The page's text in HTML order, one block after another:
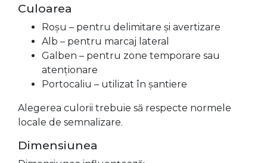
Culoarea
Roșu – pentru delimitare și avertizare
Alb – pentru marcaj lateral
Galben – pentru zone temporare sau
atenționare
Portocaliu – utilizat în șantiere
Alegerea culorii trebuie să respecte normele
locale de semnalizare.
Dimensiunea